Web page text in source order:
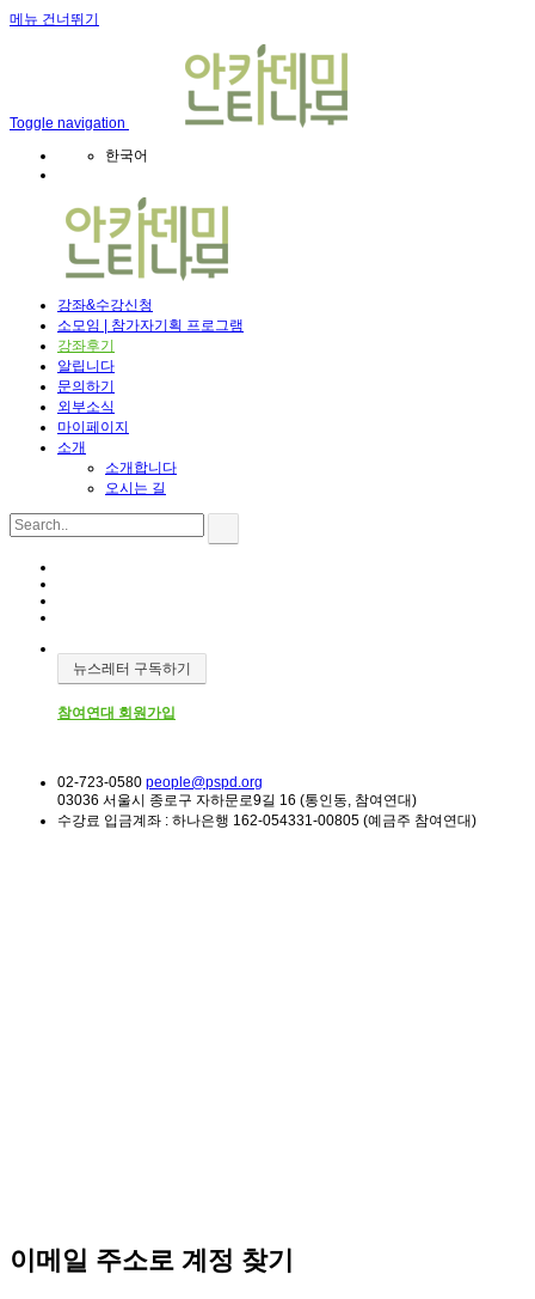
메뉴 건너뛰기
Toggle navigation
한국어
강좌&수강신청
소모임 | 참가자기획 프로그램
강좌후기
알립니다
문의하기
외부소식
마이페이지
소개
소개합니다
오시는 길
뉴스레터 구독하기
참여연대 회원가입
02-723-0580 people@pspd.org
03036 서울시 종로구 자하문로9길 16 (통인동, 참여연대)
수강료 입금계좌 : 하나은행 162-054331-00805 (예금주 참여연대)
이메일 주소로 계정 찾기